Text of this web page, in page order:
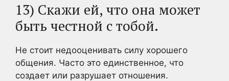
13) Скажи ей, что она может
быть честной с тобой.
Не стоит недооценивать силу хорошего
общения. Часто это единственное, что
создает или разрушает отношения.